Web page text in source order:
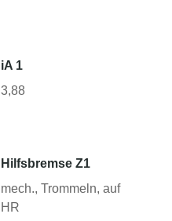
iA 1
3,88
Hilfsbremse Z1
mech., Trommeln, auf
HR